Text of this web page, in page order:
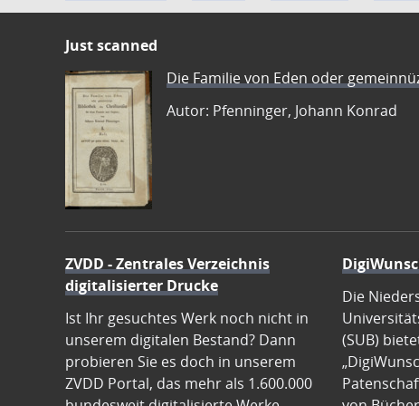
Just scanned
Die Familie von Eden oder
Autor: Pfenninger, Johann Konrad
ZVDD - Zentrales Verzeichnis
digitalisierter Drucke
Ist Ihr gesuchtes Werk noch nicht in
unserem digitalen Bestand? Dann
probieren Sie es doch in unserem
ZVDD Portal, das mehr als 1.600.000
Die
(SUB)